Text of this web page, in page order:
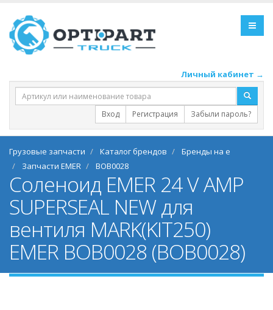
Личный кабинет →
Вход Регистрация Забыли пароль?
Грузовые запчасти Каталог брендов
Бренды на e
Запчасти EMER
BOB0028
Соленоид EMER 24 V AMP
SUPERSEAL NEW для
вентиля MARK(KIT250)
EMER BOB0028 (BOB0028)